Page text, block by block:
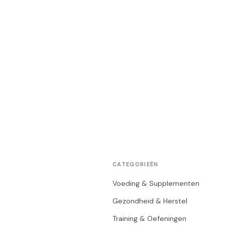
CATEGORIEËN
Voeding & Supplementen
Gezondheid & Herstel
Training & Oefeningen